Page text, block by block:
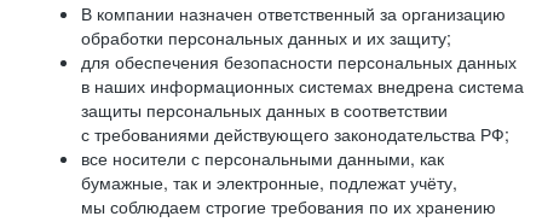
В компании назначен ответственный за организацию
обработки персональных данных и их защиту;
для обеспечения безопасности персональных данных
в наших информационных системах внедрена система
защиты персональных данных в соответствии
с требованиями действующего законодательства РФ;
все носители с персональными данными, как
бумажные, так и электронные, подлежат учёту,
мы соблюдаем строгие требования по их хранению